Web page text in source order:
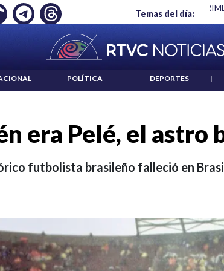
Temas del día:
UN CRIMEN": CARTA DE BETO CORAL
| POLÍTICA | DEPORTES |
era Pelé, el astro
futbolista brasileño falleció en